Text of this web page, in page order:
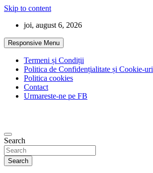
Skip to content
joi, august 6, 2026
Responsive Menu
Termeni și Condiții
Politica de Confidențialitate și Cookie-uri
Politica cookies
Contact
Urmareste-ne pe FB
Search
Search